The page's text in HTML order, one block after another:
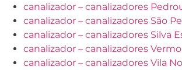
canalizador – canalizadores
canalizador – canalizadores São
canalizador – canalizadores Silva
canalizador – canalizadores
canalizador – canalizadores Vila